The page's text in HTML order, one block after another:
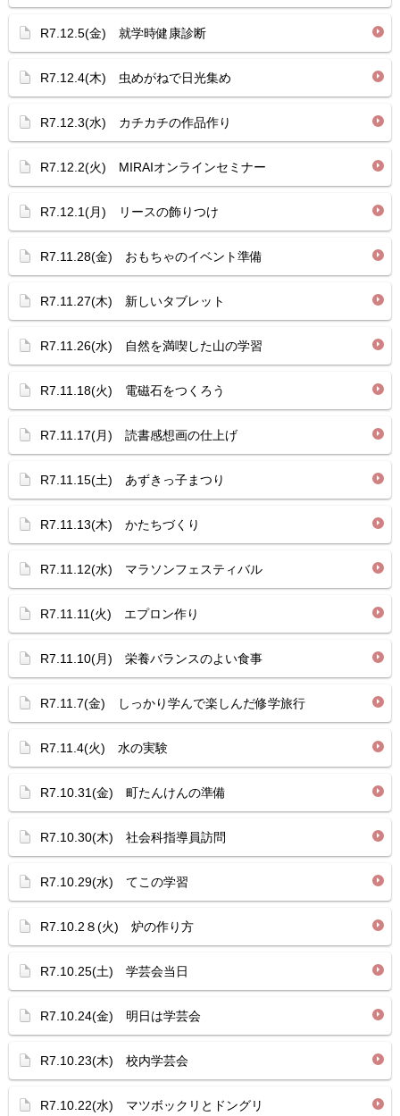
R7.12.5(金) 就学時健康診断
R7.12.4(木) 虫めがねで日光集め
R7.12.3(水) カチカチの作品作り
R7.12.2(火) MIRAIオンラインセミナー
R7.12.1(月) リースの飾りつけ
R7.11.28(金) おもちゃのイベント準備
R7.11.27(木) 新しいタブレット
R7.11.26(水) 自然を満喫した山の学習
R7.11.18(火) 電磁石をつくろう
R7.11.17(月) 読書感想画の仕上げ
R7.11.15(土) あずきっ子まつり
R7.11.13(木) かたちづくり
R7.11.12(水) マラソンフェスティバル
R7.11.11(火) エプロン作り
R7.11.10(月) 栄養バランスのよい食事
R7.11.7(金) しっかり学んで楽しんだ修学旅行
R7.11.4(火) 水の実験
R7.10.31(金) 町たんけんの準備
R7.10.30(木) 社会科指導員訪問
R7.10.29(水) てこの学習
R7.10.2８(火) 炉の作り方
R7.10.25(土) 学芸会当日
R7.10.24(金) 明日は学芸会
R7.10.23(木) 校内学芸会
R7.10.22(水) マツボックリとドングリ